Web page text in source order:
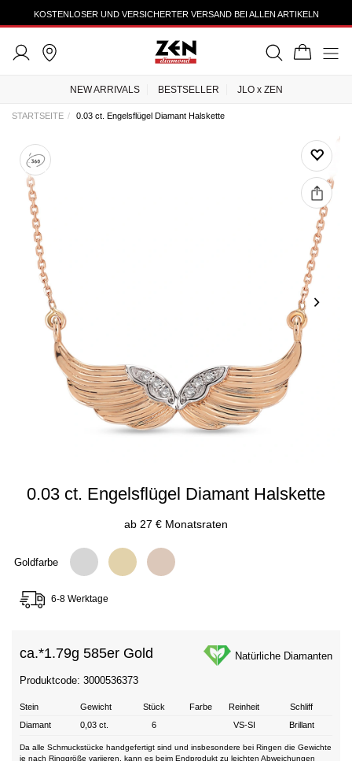
KOSTENLOSER UND VERSICHERTER VERSAND BEI ALLEN ARTIKELN
NEW ARRIVALS BESTSELLER JLO x ZEN
STARTSEITE 0.03 ct. Engelsflügel Diamant Halskette
0.03 ct. Engelsflügel Diamant Halskette
ab 27 € Monatsraten
Goldfarbe
6-8 Werktage
ca.*1.79g 585er Gold Natürliche Diamanten
Produktcode: 3000536373
Stein Gewicht Stück Farbe Reinheit
Schliff
Diamant
0,03 ct. 6 VS-SI Brillant
Da alle Schmuckstücke handgefertigt sind und insbesondere bei Ringen die Gewichte
je nach Ringgröße variieren, kann es beim Endprodukt zu leichten Abweichungen